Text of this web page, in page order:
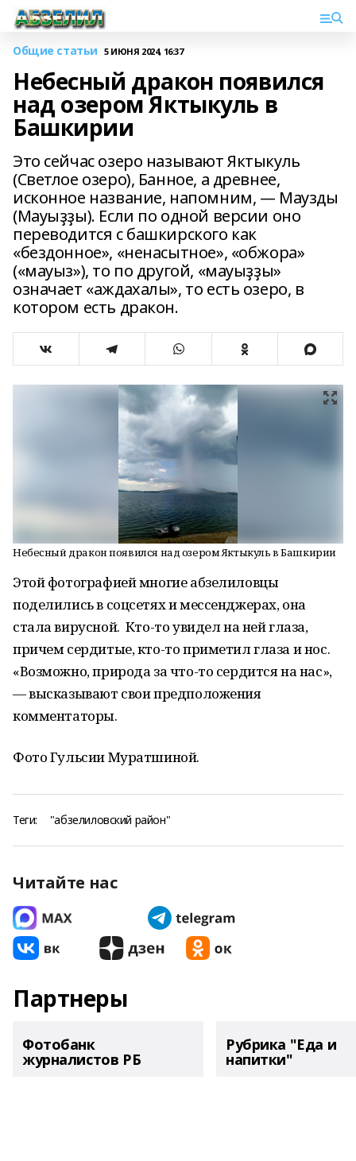
Общие статьи 5 ИЮНЯ 2024, 16:37
Небесный дракон появился
над озером Яктыкуль в
Башкирии
Это сейчас озеро называют Яктыкуль
(Светлое озеро), Банное, а древнее,
исконное название, напомним, — Маузды
(Мауыҙҙы). Если по одной версии оно
переводится с башкирского как
«бездонное», «ненасытное», «обжора»
(«мауыз»), то по другой, «мауыҙҙы»
означает «аждахалы», то есть озеро, в
котором есть дракон.
Небесный дракон появился над озером Яктыкуль в Башкирии
Этой фотографией многие абзелиловцы
поделились в соцсетях и мессенджерах, она
стала вирусной. Кто-то увидел на ней глаза,
причем сердитые, кто-то приметил глаза и нос.
«Возможно, природа за что-то сердится на нас»,
— высказывают свои предположения
комментаторы.
Фото Гульсии Муратшиной.
Теги: "абзелиловский район"
Читайте нас
Партнеры
Фотобанк
журналистов РБ
Рубрика "Еда и
напитки"